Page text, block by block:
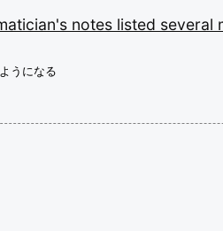
notes listed several
うになる